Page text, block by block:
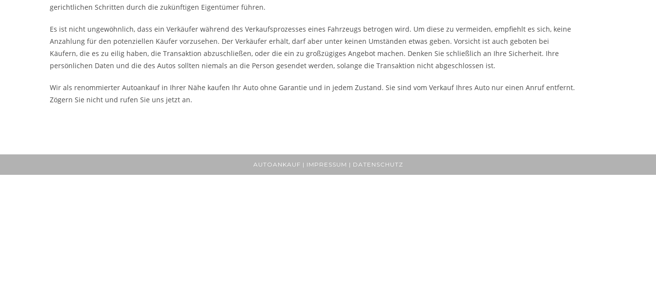
gerichtlichen Schritten durch die zukünftigen Eigentümer führen.
Es ist nicht ungewöhnlich, dass ein Verkäufer während des Verkaufsprozesses eines Fahrzeugs betrogen wird. Um diese zu vermeiden, empfiehlt es sich, keine
Anzahlung für den potenziellen Käufer vorzusehen. Der Verkäufer erhält, darf aber unter keinen Umständen etwas geben. Vorsicht ist auch geboten bei
Käufern, die es zu eilig haben, die Transaktion abzuschließen, oder die ein zu großzügiges Angebot machen. Denken Sie schließlich an Ihre Sicherheit. Ihre
persönlichen Daten und die des Autos sollten niemals an die Person gesendet werden, solange die Transaktion nicht abgeschlossen ist.
Wir als renommierter Autoankauf in Ihrer Nähe kaufen Ihr Auto ohne Garantie und in jedem Zustand. Sie sind vom Verkauf Ihres Auto nur einen Anruf entfernt.
Zögern Sie nicht und rufen Sie uns jetzt an.
AUTOANKAUF | IMPRESSUM | DATENSCHUTZ